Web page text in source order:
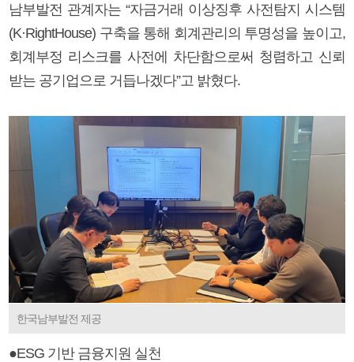
남부발전 관계자는 “자금거래 이상징후 사전탐지 시스템
(K·RightHouse) 구축을 통해 회계관리의 투명성을 높이고,
회계부정 리스크를 사전에 차단함으로써 청렴하고 신뢰
받는 공기업으로 거듭나겠다”고 밝혔다.
한국남부발전 제공
●ESG 기반 금융지원 실천